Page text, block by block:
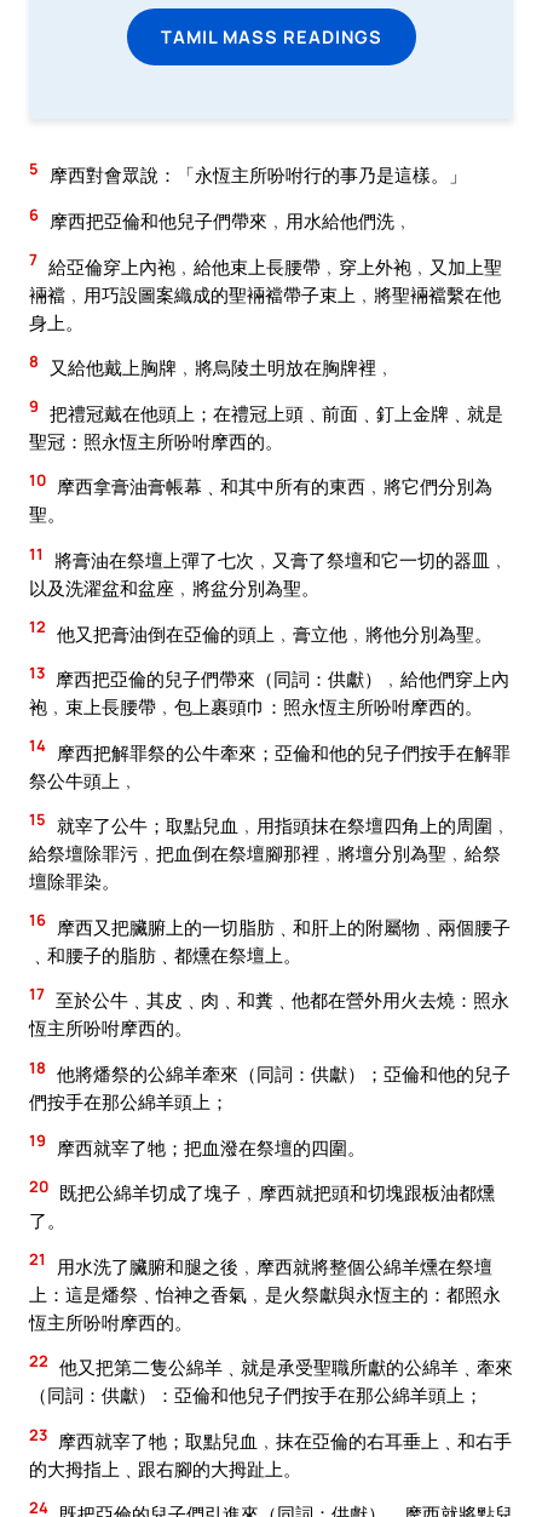
TAMIL MASS READINGS
5 摩西對會眾說：「永恆主所吩咐行的事乃是這樣。」
6 摩西把亞倫和他兒子們帶來﹐用水給他們洗﹐
7 給亞倫穿上內袍﹐給他束上長腰帶﹐穿上外袍﹐又加上聖
裲襠﹐用巧設圖案織成的聖裲襠帶子束上﹐將聖裲襠繫在他
身上。
8 又給他戴上胸牌﹐將烏陵土明放在胸牌裡﹐
9 把禮冠戴在他頭上；在禮冠上頭﹑前面﹑釘上金牌﹑就是
聖冠：照永恆主所吩咐摩西的。
10 摩西拿膏油膏帳幕﹑和其中所有的東西﹐將它們分別為
聖。
11
將膏油在祭壇上彈了七次﹐又膏了祭壇和它一切的器皿﹐
以及洗濯盆和盆座﹐將盆分別為聖。
12 他又把膏油倒在亞倫的頭上﹐膏立他﹐將他分別為聖。
13 摩西把亞倫的兒子們帶來（同詞：供獻）﹐給他們穿上內
袍﹐束上長腰帶﹐包上裹頭巾：照永恆主所吩咐摩西的。
14 摩西把解罪祭的公牛牽來；亞倫和他的兒子們按手在解罪
祭公牛頭上﹐
15 就宰了公牛；取點兒血﹐用指頭抹在祭壇四角上的周圍﹐
給祭壇除罪污﹐把血倒在祭壇腳那裡﹐將壇分別為聖﹐給祭
壇除罪染。
16 摩西又把臟腑上的一切脂肪﹑和肝上的附屬物﹑兩個腰子
﹑和腰子的脂肪﹑都燻在祭壇上。
17 至於公牛﹑其皮﹑肉﹑和糞﹑他都在營外用火去燒：照永
恆主所吩咐摩西的。
18 他將燔祭的公綿羊牽來（同詞：供獻）；亞倫和他的兒子
們按手在那公綿羊頭上；
19 摩西就宰了牠；把血潑在祭壇的四圍。
20 既把公綿羊切成了塊子﹐摩西就把頭和切塊跟板油都燻
了。
21
用水洗了臟腑和腿之後﹐摩西就將整個公綿羊燻在祭壇
上：這是燔祭﹑怡神之香氣﹐是火祭獻與永恆主的：都照永
恆主所吩咐摩西的。
22 他又把第二隻公綿羊﹑就是承受聖職所獻的公綿羊﹑牽來
（同詞：供獻）：亞倫和他兒子們按手在那公綿羊頭上；
23 摩西就宰了牠；取點兒血﹐抹在亞倫的右耳垂上﹑和右手
的大拇指上﹑跟右腳的大拇趾上。
24